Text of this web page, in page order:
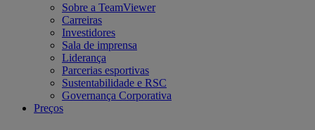
Sobre a TeamViewer
Carreiras
Investidores
Sala de imprensa
Liderança
Parcerias esportivas
Sustentabilidade e RSC
Governança Corporativa
Preços